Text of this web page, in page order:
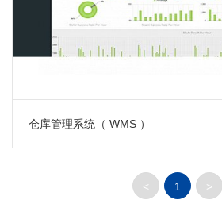
仓库管理系统（ WMS ）
< 1 >